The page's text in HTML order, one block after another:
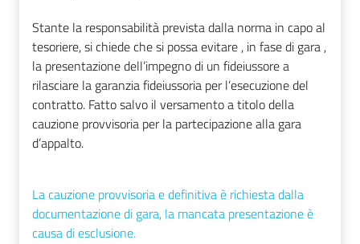
Stante la responsabilità prevista dalla norma in capo al
tesoriere, si chiede che si possa evitare , in fase di gara ,
la presentazione dell’impegno di un fideiussore a
rilasciare la garanzia fideiussoria per l’esecuzione del
contratto. Fatto salvo il versamento a titolo della
cauzione provvisoria per la partecipazione alla gara
d’appalto.
La cauzione provvisoria e definitiva è richiesta dalla
documentazione di gara, la mancata presentazione è
causa di esclusione.